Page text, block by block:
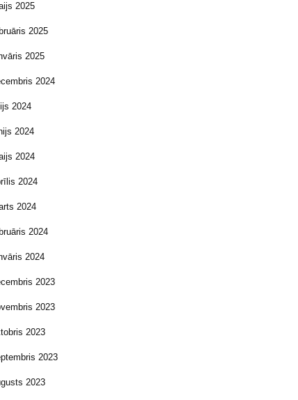
2025
2025
2025
2024
2024
2024
2024
2024
2024
2024
2024
2023
2023
2023
2023
2023